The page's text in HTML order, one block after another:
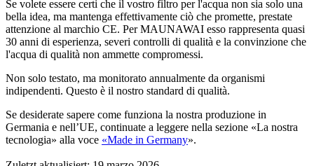
Se volete essere certi che il vostro filtro per l'acqua non sia solo una
bella idea, ma mantenga effettivamente ciò che promette, prestate
attenzione al marchio CE. Per MAUNAWAI esso rappresenta quasi
30 anni di esperienza, severi controlli di qualità e la convinzione che
l'acqua di qualità non ammette compromessi.
Non solo testato, ma monitorato annualmente da organismi
indipendenti. Questo è il nostro standard di qualità.
Se desiderate sapere come funziona la nostra produzione in
Germania e nell’UE, continuate a leggere nella sezione «La nostra
tecnologia» alla voce «Made in Germany».